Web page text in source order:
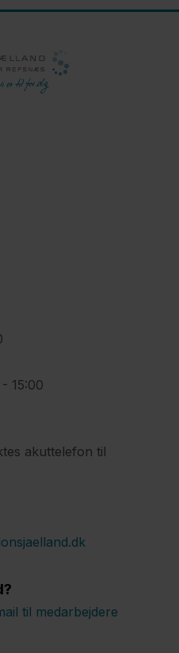
15:00
akuttelefon til
til medarbejdere